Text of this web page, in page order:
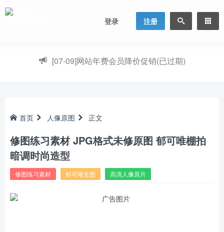
登录 注册
[07-09]网站年费会员降价促销(已过期)
首页 人像原图 正文
修图练习素材 JPG格式未修原图 郁可唯棚拍
暗调时尚造型
修图练习素材 郁可唯生图 高清人像原片